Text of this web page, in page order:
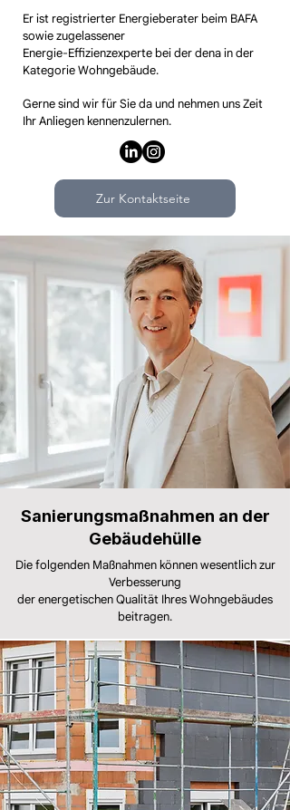
Er ist registrierter Energieberater beim BAFA
sowie zugelassener
Energie-Effizienzexperte bei der dena in der
Kategorie Wohngebäude.
​Gerne sind wir für Sie da und nehmen uns Zeit
Ihr Anliegen kennenzulernen.​
Zur Kontaktseite
Sanierungsmaßnahmen an der
Gebäudehülle
Die folgenden Maßnahmen können wesentlich zur
Verbesserung
der energetischen Qualität Ihres Wohngebäudes
beitragen.